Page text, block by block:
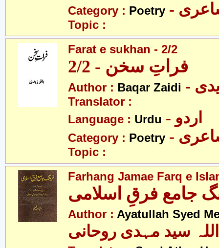
Category : Poetry
Topic :
Farat e sukhan - 2/2
فراتِ سخن - 2/2
Author : Baqar Zaidi
Translator :
Language : Urdu - اردو
Category : Poetry
Topic :
Farhang Jamae Farq e
جامع فرقِ اسلامی
Author : Ayatullah Syed
سید مہدی روحانی